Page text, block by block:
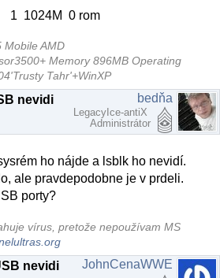
1 1024M 0 rom
Mobile AMD
Memory 896MB Operating
Tahr'+WinXP
nevidi bedňa
LegacyIce-antiX
Administrátor
ho nájde a lsblk ho nevidí.
ale pravdepodobne je v prdeli.
porty?
vírus, pretože nepoužívam MS
nevidi JohnCenaWWE